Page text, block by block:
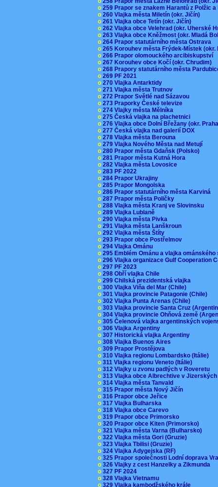
o 259 Prapor se znakem Harantů z Polžic
o 260 Vlajka města Miletín (okr. Jičín)
o 261 Vlajka obce Tetín (okr. Jičín)
o 262 Vlajka obce Velehrad (okr. Uherské
o 263 Vlajka obce Kněžmost (okr. Mladá
o 264 Prapor statutárního města Ostrava
o 265 Korouhev města Frýdek-Místek
o 266 Prapor olomouckého arcibiskupství
o 267 Korouhev obce Kočí (okr. Chrudim)
o 268 Prapory statutárního města
o 269 PF 2021
o 270 Vlajka Antarktidy
o 271 Vlajka města Trutnov
o 272 Prapor Světlé nad Sázavou
o 273 Praporky České televize
o 274 Vlajky města Mělníka
o 275 Česká vlajka na plachetnici
o 276 Vlajka obce Dolní Břežany (okr.
o 277 Česká vlajka nad galerií DOX
o 278 Vlajka města Berouna
o 279 Vlajka Nového Města nad Metují
o 280 Prapor města Gdaňsk (Polsko)
o 281 Prapor města Kutná Hora
o 282 Vlajka města Lovosice
o 283 PF 2022
o 284 Prapor Ukrajiny
o 285 Prapor Mongolska
o 286 Prapor statutárního města Karviná
o 287 Prapor města Poličky
o 288 Vlajka města Kranj ve Slovinsku
o 289 Vlajka Lublaně
o 290 Vlajka města Pivka
o 291 Vlajka města Lanškroun
o 292 Vlajka města Štíty
o 293 Prapor obce Postřelmov
o 294 Vlajka Ománu
o 295 Emblém Ománu a vlajka
o 296 Vlajka organizace Gulf Cooperation
o 297 PF 2023
o 298 Obří vlajka Chile
o 299 Chilská prezidentská vlajka
o 300 Vlajka Viňa del Mar (Chile)
o 301 Vlajka provincie Patagonie (Chile)
o 302 Vlajka Punta Arenas (Chile)
o 303 Vlajka provincie Santa Cruz
o 304 Vlajka provincie Ohňová země
o 305 Čelenová vlajka argentinských
o 306 Vlajka Argentiny
o 307 Historická vlajka Argentiny
o 308 Vlajka Buenos Aires
o 309 Prapor Prostějova
o 310 Vlajka regionu Lombardsko (Itálie)
o 311 Vlajka regionu Veneto (Itálie)
o 312 Vlajky u zvonu padlých v Roveretu
o 313 Vlajka obce Albrechtive v
o 314 Vlajka města Tanvald
o 315 Prapor města Nový Jičín
o 316 Prapor obce Jeřice
o 317 Vlajka Bulharska
o 318 Vlajka obce Carevo
o 319 Prapor obce Primorsko
o 320 Prapor obce Kiten (Primorsko)
o 321 Vlajka města Varna (Bulharsko)
o 322 Vlajka města Gori (Gruzie)
o 323 Vlajka Tbilisi (Gruzie)
o 324 Vlajka Adygejska (RF)
o 325 Prapor společnosti Lodní doprava
o 326 Vlajky z cest Hanzelky a Zikmunda
o 327 PF 2024
o 328 Vlajka Vietnamu
o 329 Vlajka kambodžského krále